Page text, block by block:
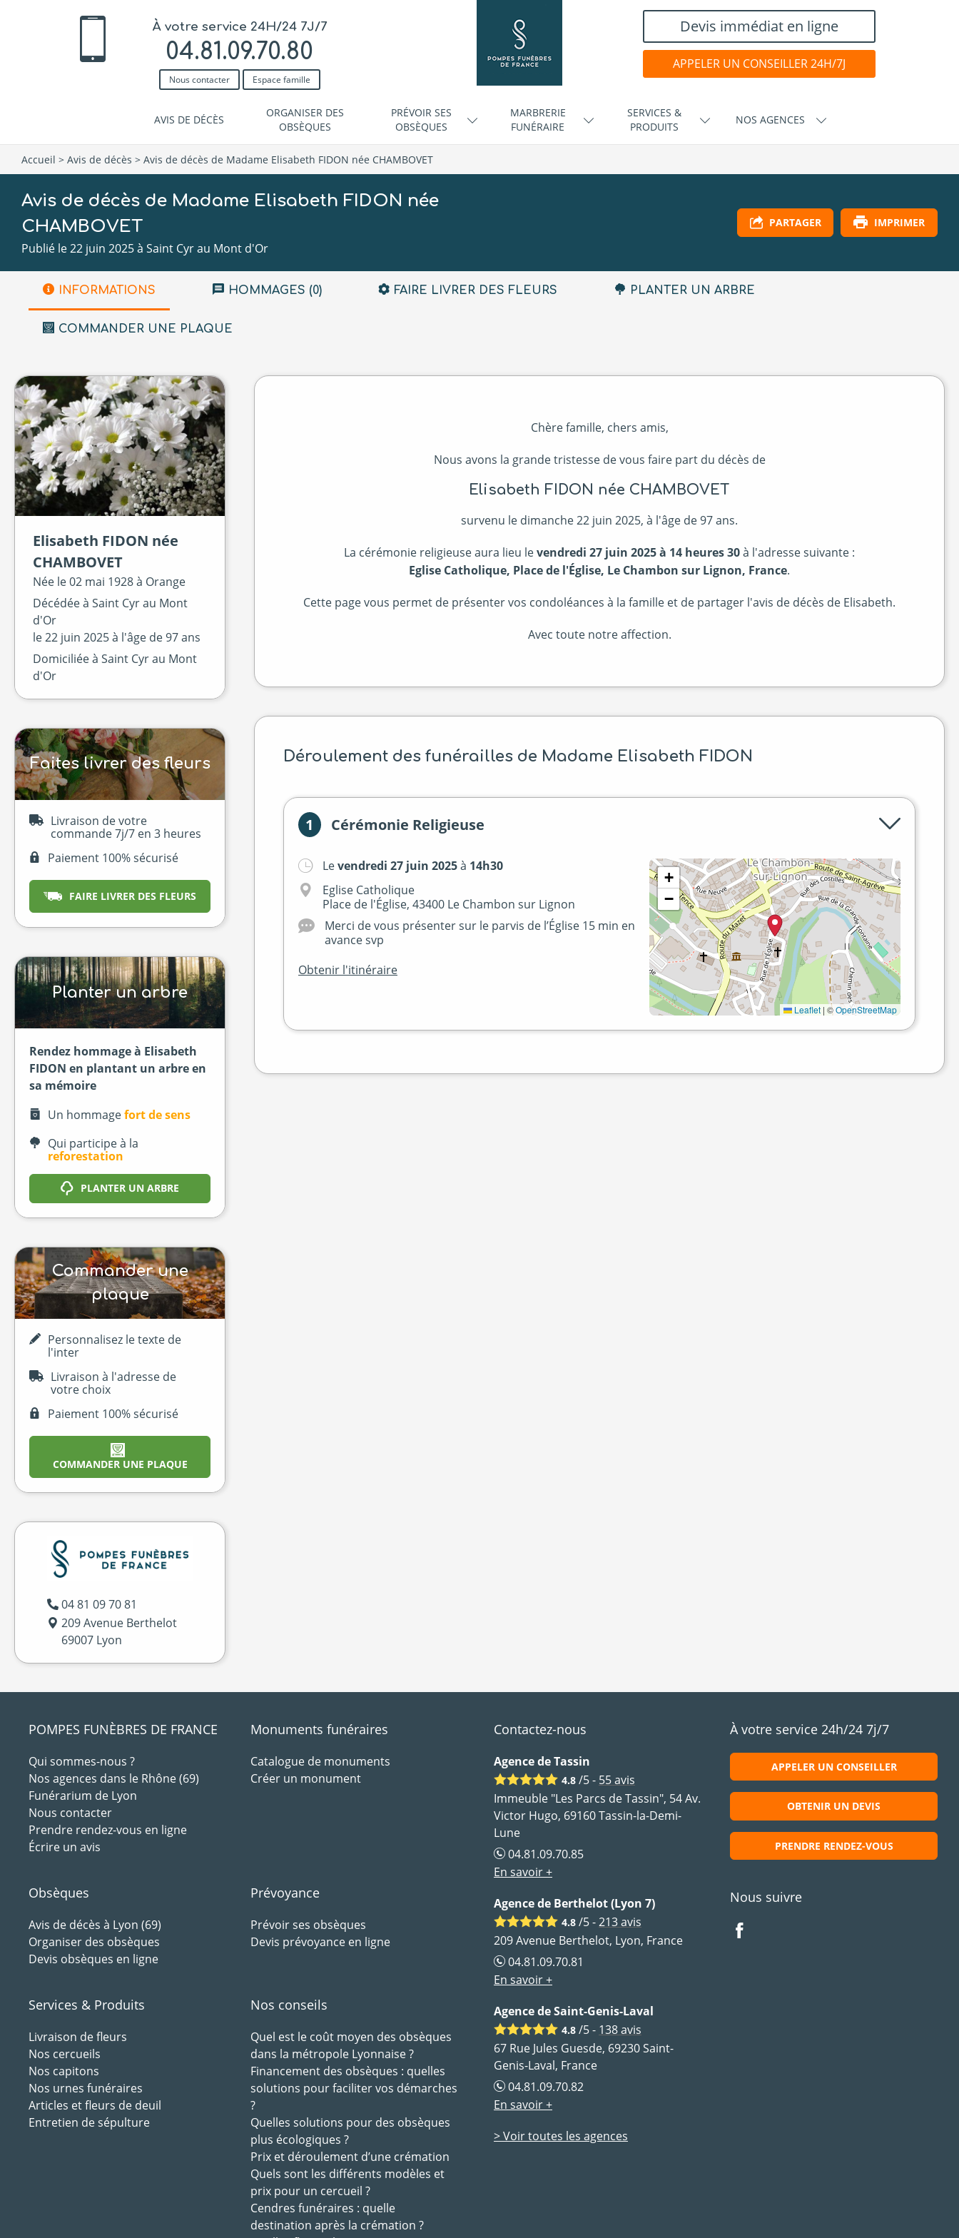
À votre service 24H/24 7J/7
04.81.09.70.80
Nous contacter Espace famille
Devis immédiat en ligne
APPELER UN CONSEILLER 24H/7J
AVIS DE DÉCÈS
ORGANISER DES
OBSÈQUES
PRÉVOIR SES
OBSÈQUES
MARBRERIE
FUNÉRAIRE
SERVICES &
PRODUITS
NOS AGENCES
Accueil > Avis de décès > Avis de décès de Madame Elisabeth FIDON née CHAMBOVET
Avis de décès de Madame Elisabeth FIDON née
CHAMBOVET
Publié le 22 juin 2025 à Saint Cyr au Mont d'Or
PARTAGER IMPRIMER
INFORMATIONS HOMMAGES (0) FAIRE LIVRER DES FLEURS PLANTER UN ARBRE
COMMANDER UNE PLAQUE
Elisabeth FIDON née
CHAMBOVET
Née le02 mai 1928 à Orange
Décédée à Saint Cyr au Mont
d'Or
le22 juin 2025à l'âge de 97 ans
Domiciliée à Saint Cyr au Mont
d'Or
Faites livrer des fleurs
Livraison de votre
commande 7j/7 en 3 heures
Paiement 100% sécurisé
FAIRE LIVRER DES FLEURS
Planter un arbre
Rendez hommage à Elisabeth
FIDON en plantant un arbre en
sa mémoire
Un hommagefort de sens
Qui participe à la
reforestation
PLANTER UN ARBRE
Commander une
plaque
Personnalisez le texte de
l'inter
Livraison à l'adresse de
votre choix
Paiement 100% sécurisé
COMMANDER UNE PLAQUE
04 81 09 70 81
209 Avenue Berthelot
69007 Lyon
Chère famille, chers amis,
Nous avons la grande tristesse de vous faire part du décès de
Elisabeth FIDON née CHAMBOVET
survenu le dimanche 22 juin 2025, à l'âge de 97 ans.
La cérémonie religieuse aura lieu levendredi 27 juin 2025 à 14 heures 30à l'adresse suivante :
Eglise Catholique, Place de l'Église, Le Chambon sur Lignon, France.
Cette page vous permet de présenter vos condoléances à la famille et de partager l'avis de décès de Elisabeth.
Avec toute notre affection.
Déroulement des funérailles de Madame Elisabeth FIDON
1 Cérémonie Religieuse
Levendredi 27 juin 2025à 14h30
Eglise Catholique
Place de l'Église, 43400 Le Chambon sur Lignon
Merci de vous présenter sur le parvis de l’Église 15 min en
avance svp
Obtenir l'itinéraire
+
−
Leaflet | ©OpenStreetMap
POMPES FUNÈBRES DE FRANCE
Qui sommes-nous ?
Nos agences dans le Rhône (69)
Funérarium de Lyon
Nous contacter
Prendre rendez-vous en ligne
Écrire un avis
Monuments funéraires
Catalogue de monuments
Créer un monument
Obsèques
Avis de décès à Lyon (69)
Organiser des obsèques
Devis obsèques en ligne
Prévoyance
Prévoir ses obsèques
Devis prévoyance en ligne
Services & Produits
Livraison de fleurs
Nos cercueils
Nos capitons
Nos urnes funéraires
Articles et fleurs de deuil
Entretien de sépulture
Nos conseils
Quel est le coût moyen des obsèques
dans la métropole Lyonnaise ?
Financement des obsèques : quelles
solutions pour faciliter vos démarches
?
Quelles solutions pour des obsèques
plus écologiques ?
Prix et déroulement d’une crémation
Quels sont les différents modèles et
prix pour un cercueil ?
Cendres funéraires : quelle
destination après la crémation ?
Contactez-nous
Agence de Tassin
4.8 /5 - 55avis
Immeuble "Les Parcs de Tassin", 54 Av.
Victor Hugo, 69160 Tassin-la-Demi-
Lune
04.81.09.70.85
En savoir +
Agence de Berthelot (Lyon 7)
4.8 /5 -213avis
209 Avenue Berthelot, Lyon, France
04.81.09.70.81
En savoir +
Agence de Saint-Genis-Laval
4.8 /5 - 138avis
67 Rue Jules Guesde, 69230 Saint-
Genis-Laval, France
04.81.09.70.82
En savoir +
> Voir toutes les agences
À votre service 24h/24 7j/7
APPELER UN CONSEILLER
OBTENIR UN DEVIS
PRENDRE RENDEZ-VOUS
Nous suivre